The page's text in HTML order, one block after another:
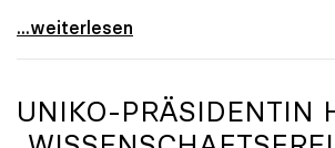
Universitäten wappnen sich gegen
...weiterlesen
UNIKO-PRÄSIDENTIN